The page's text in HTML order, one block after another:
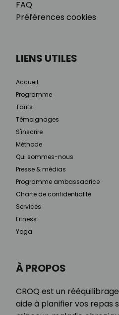
FAQ
Préférences cookies
À PROPOS
CROQ est un
aide à planifier vos repas
LIENS UTILES
Accueil
Programme
Tarifs
Témoignages
S'inscrire
Méthode
Qui sommes-nous
Presse & médias
Programme ambassadrice
Charte de confidentialité
Services
Fitness
Yoga